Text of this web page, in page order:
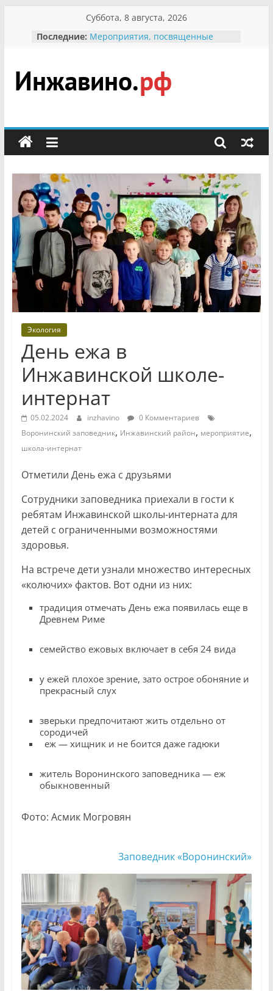
содержимому
Суббота, 8 августа, 2026
Последние: Мероприятия, посвященные
гражданин Инжавинского округа»
участнице Великой
Отечественной, фронтовичке
Безопасность в сети Интернет
мероприятии «Сохраним
первоцветы!»
В вольере Воронинского
заповедника родились крапчатые
суслики
Инжавино.рф
сельский
портал
Экология
День ежа в
Инжавинской школе-
интернат
05.02.2024 inzhavino
0 Комментариев
Воронинский заповедник, Инжавинский район, мероприятие,
школа-интернат
Отметили День ежа с друзьями
Сотрудники заповедника приехали в гости к
ребятам Инжавинской школы-интерната для
детей с ограниченными возможностями
здоровья.
На встрече дети узнали множество интересных
«колючих» фактов. Вот одни из них:
традиция отмечать День ежа появилась еще в
Древнем Риме
семейство ежовых включает в себя 24 вида
у ежей плохое зрение, зато острое обоняние и
прекрасный слух
зверьки предпочитают жить отдельно от
сородичей
еж — хищник и не боится даже гадюки
житель Воронинского заповедника — еж
обыкновенный
Фото: Асмик Могровян
Заповедник «Воронинский»